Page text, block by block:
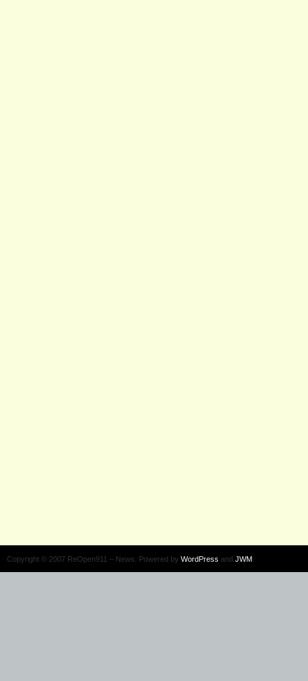
Copyright © 2007 ReOpen911 – News. Powered by WordPress and JWM